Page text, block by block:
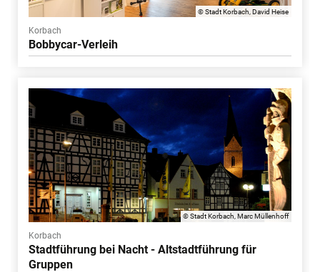
© Stadt Korbach, David Heise
Korbach
Bobbycar-Verleih
© Stadt Korbach, Marc Müllenhoff
Korbach
Stadtführung bei Nacht - Altstadtführung für
Gruppen